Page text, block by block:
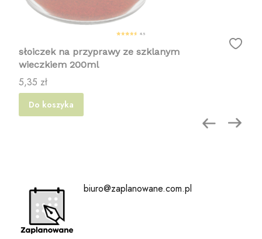
4.5
słoiczek na przyprawy ze szklanym
wieczkiem 200ml
Cena
5,35 zł
Do koszyka
biuro@zaplanowane.com.pl